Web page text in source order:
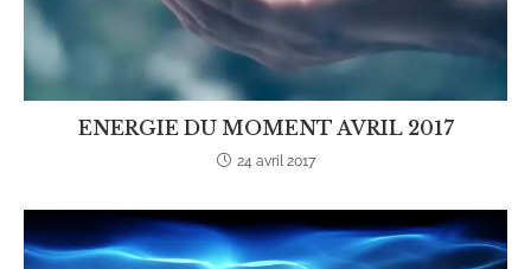
ENERGIE DU MOMENT AVRIL 2017
24 avril 2017